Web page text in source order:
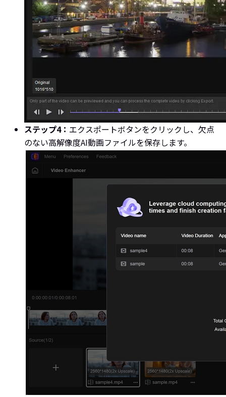
ステップ4： エクスポートボタンをクリックし、欠点
のない高解像度AI動画ファイルを保存します。